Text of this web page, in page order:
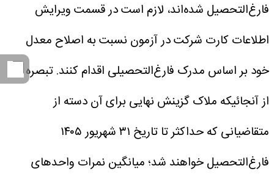
فارغ‌التحصیل شده‌اند، لازم است در قسمت ویرایش
اطلاعات کارت شرکت در آزمون نسبت به اصلاح معدل
خود بر اساس مدرک فارغ‌التحصیلی اقدام کنند.
از آنجائیکه ملاک گزینش نهایی برای آن دسته از
متقاضیانی که حداکثر تا تاریخ ۳۱ شهریور ۱۴۰۵
فارغ‌التحصیل خواهند شد؛ میانگین نمرات واحدهای